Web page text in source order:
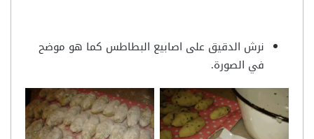
نرش الدقيق على اصابيع البطاطس كما هو موضح
في الصورة.